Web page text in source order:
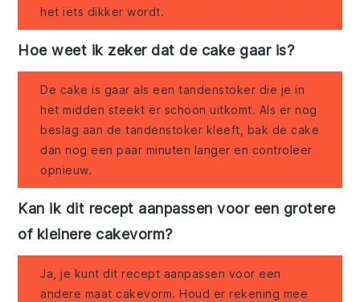
het iets dikker wordt.
Hoe weet ik zeker dat de cake gaar is?
De cake is gaar als een tandenstoker die je in
het midden steekt er schoon uitkomt. Als er nog
beslag aan de tandenstoker kleeft, bak de cake
dan nog een paar minuten langer en controleer
opnieuw.
Kan ik dit recept aanpassen voor een grotere
of kleinere cakevorm?
Ja, je kunt dit recept aanpassen voor een
andere maat cakevorm. Houd er rekening mee